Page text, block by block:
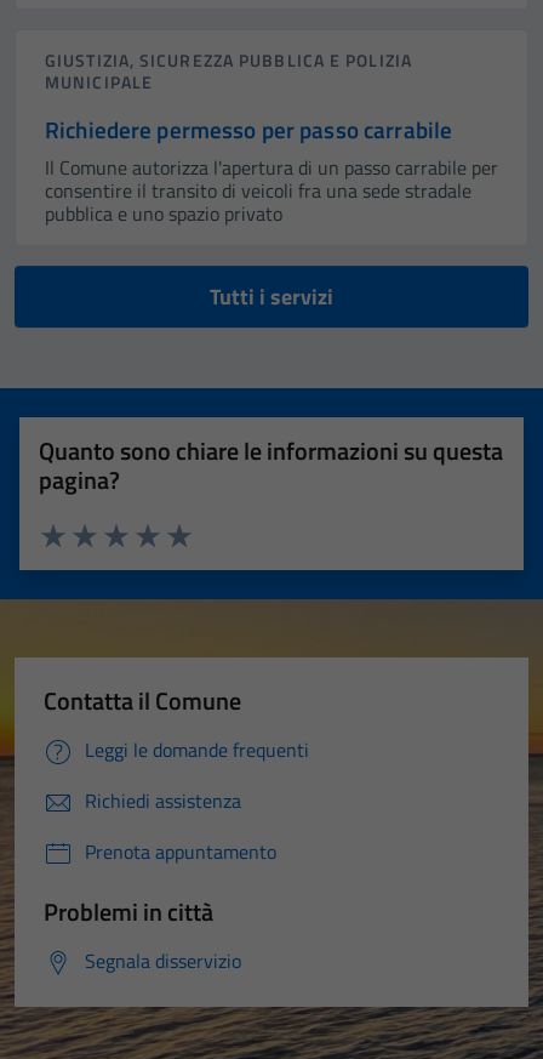
GIUSTIZIA, SICUREZZA PUBBLICA E POLIZIA
MUNICIPALE
Richiedere permesso per passo carrabile
Il Comune autorizza l'apertura di un passo carrabile per
consentire il transito di veicoli fra una sede stradale
pubblica e uno spazio privato
Tutti i servizi
Quanto sono chiare le informazioni su questa
pagina?
Valuta 5 stelle su 5
Valuta 4 stelle su 5
Valuta 3 stelle su 5
Valuta 2 stelle su 5
Valuta 1 stelle su 5
Contatta il Comune
Leggi le domande frequenti
Richiedi assistenza
Prenota appuntamento
Problemi in città
Segnala disservizio